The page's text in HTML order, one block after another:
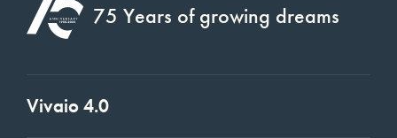
75 Years of growing dreams
Vivaio 4.0